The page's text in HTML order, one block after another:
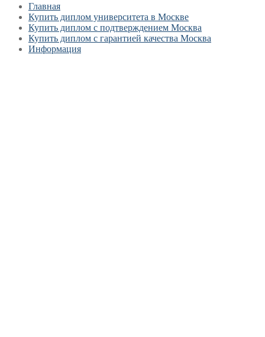
Главная
Купить диплом университета в Москве
Купить диплом с подтверждением Москва
Купить диплом с гарантией качества Москва
Информация